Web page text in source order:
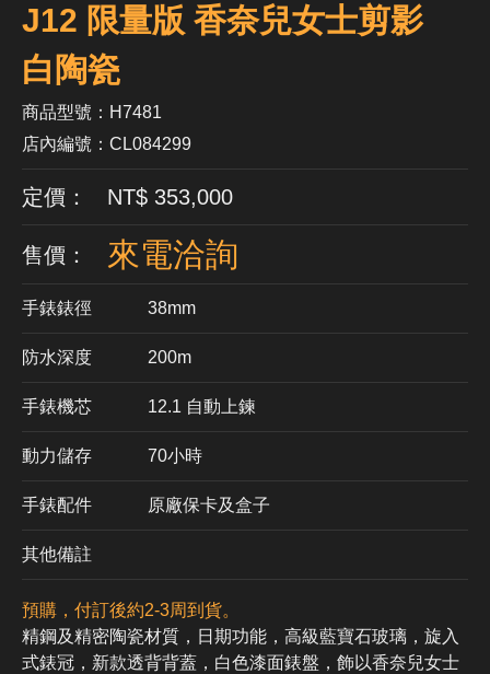
J12 限量版 香奈兒女士剪影
白陶瓷
商品型號：H7481
店內編號：CL084299
定價： NT$ 353,000
售價： 來電洽詢
手錶錶徑 38mm
防水深度 200m
手錶機芯 ​12.1 自動上鍊
動力儲存 70小時
手錶配件 原廠保卡及盒子
其他備註
預購，付訂後約2-3周到貨。
精鋼及精密陶瓷材質，日期功能，高級藍寶石玻璃，旋入
式錶冠，新款透背背蓋，白色漆面錶盤，飾以香奈兒女士